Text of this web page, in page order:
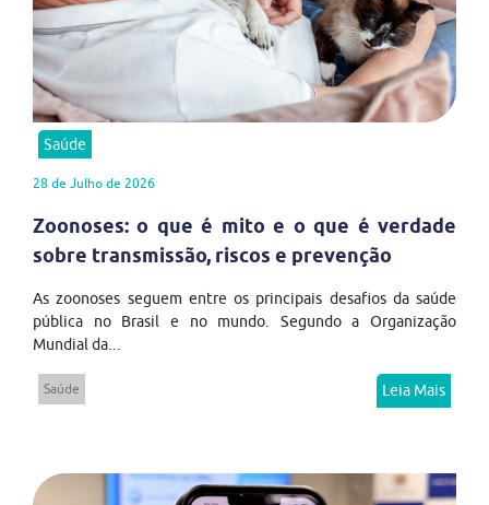
Saúde
28 de Julho de 2026
Zoonoses: o que é mito e o que é verdade
sobre transmissão, riscos e prevenção
As zoonoses seguem entre os principais desafios da saúde
pública no Brasil e no mundo. Segundo a Organização
Mundial da...
Saúde Leia Mais